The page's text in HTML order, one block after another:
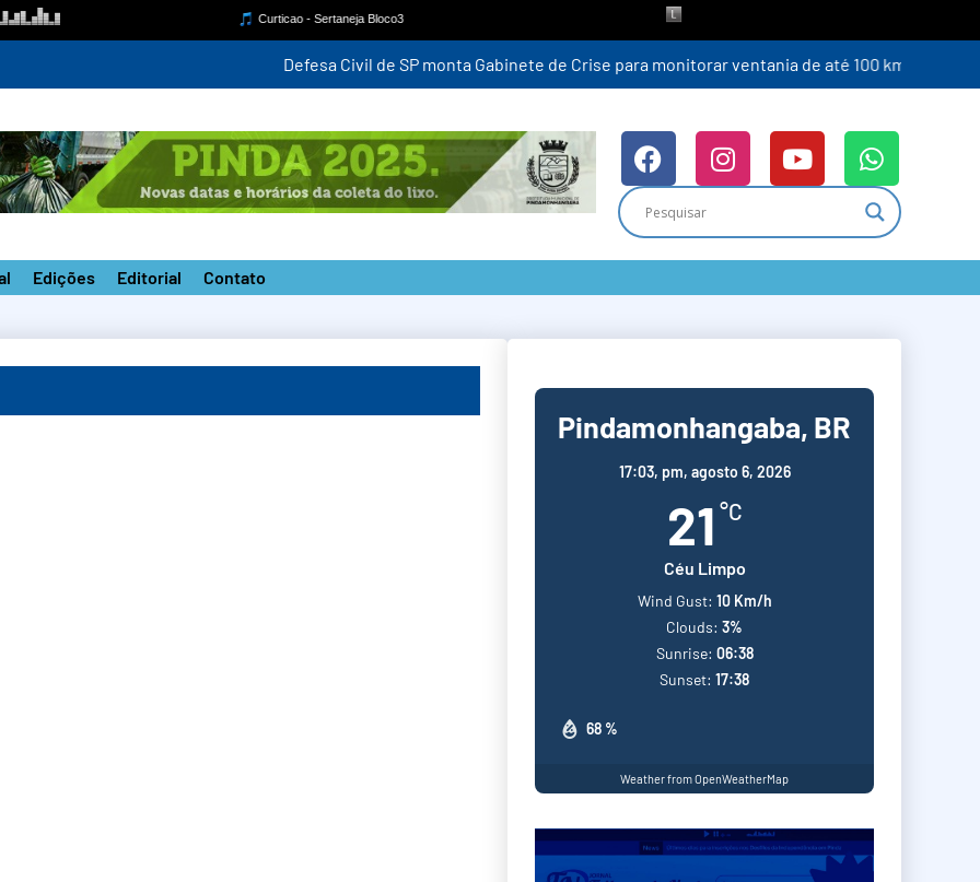
para monitorar ventania de até 100 km/h a partir desta quinta-feira (6)
Edições Editorial Contato
Pindamonhangaba, BR
17:03, pm, agosto 6, 2026
21 °C
Céu Limpo
68 %
Wind Gust: 10 Km/h
Clouds: 3%
Sunrise: 06:38
Sunset: 17:38
Weather from OpenWeatherMap